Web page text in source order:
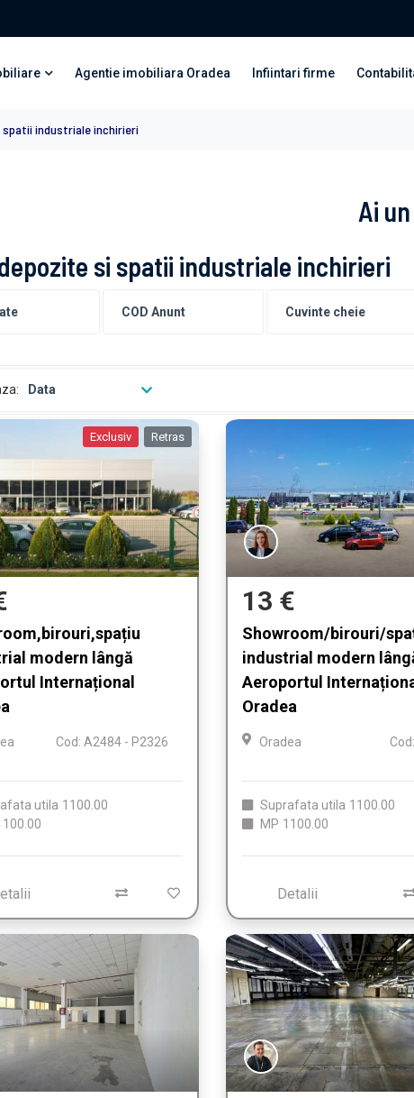
Agentie imobiliara Oradea Infiintari firme
spatii industriale inchirieri
Ai
si spatii industriale inchirieri
Data
Exclusiv Retras
modern lângă
Internațional
Cod: A2484 - P2326
utila 1100.00
13 €
Showroom/birouri/
industrial modern
Aeroportul
Oradea
Oradea
Suprafata utila 1100.00
MP 1100.00
Detalii